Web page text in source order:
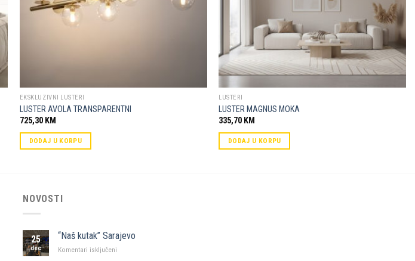
EKSKLUZIVNI LUSTERI
LUSTER AVOLA TRANSPARENTNI
725,30 KM
DODAJ U KORPU
LUSTERI
LUSTER MAGNUS MOKA
335,70 KM
DODAJ U KORPU
NOVOSTI
25
dec
“Naš kutak” Sarajevo
Komentari isključeni